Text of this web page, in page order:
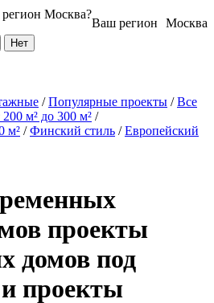
Москва
Ваш регион
Москва?
/Популярные проекты /Все
м² до 300 м² /
м² /Финский стиль /Европейский
проекты
домов под
проекты